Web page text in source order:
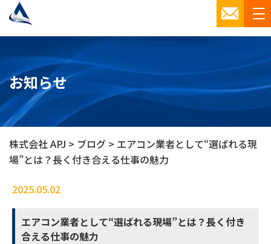
お知らせ
株式会社 APJ > ブログ > エアコン業者として“選ばれる現
場”とは？長く付き合える仕事の魅力
2025.05.02
エアコン業者として“選ばれる現場”とは？長く付き
合える仕事の魅力